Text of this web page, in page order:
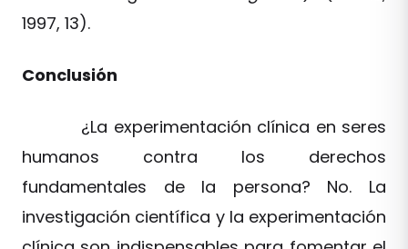
1997, 13).
Conclusión
¿La experimentación clínica en seres
humanos contra los derechos
fundamentales de la persona? No. La
investigación científica y la experimentación